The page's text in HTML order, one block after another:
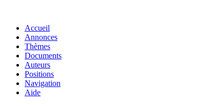
Accueil
Annonces
Thèmes
Documents
Auteurs
Positions
Navigation
Aide